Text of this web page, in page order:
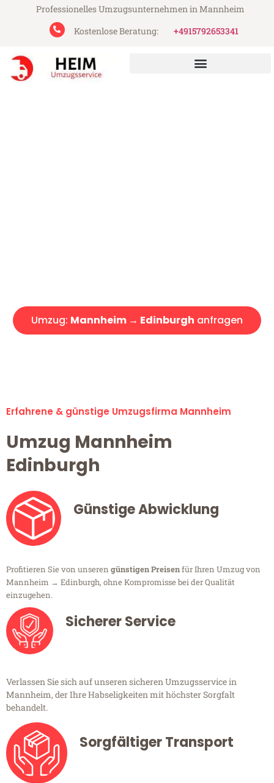
Professionelles Umzugsunternehmen in Mannheim
Kostenlose Beratung:
+4915792653341
Umzug: Mannheim → Edinburgh anfragen
Erfahrene & günstige Umzugsfirma Mannheim
Umzug Mannheim
Edinburgh
Günstige Abwicklung
Profitieren Sie von unseren günstigen Preisenfür Ihren Umzug von
Mannheim → Edinburgh, ohne Kompromisse bei der Qualität
einzugehen.
Sicherer Service
Verlassen Sie sich auf unseren sicheren Umzugsservice in
Mannheim, der Ihre Habseligkeiten mit höchster Sorgfalt
behandelt.
Sorgfältiger Transport